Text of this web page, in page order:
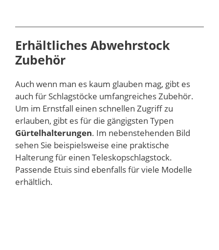
Erhältliches Abwehrstock
Zubehör
Auch wenn man es kaum glauben mag, gibt es
auch für Schlagstöcke umfangreiches Zubehör.
Um im Ernstfall einen schnellen Zugriff zu
erlauben, gibt es für die gängigsten Typen
Gürtelhalterungen. Im nebenstehenden Bild
sehen Sie beispielsweise eine praktische
Halterung für einen Teleskopschlagstock.
Passende Etuis sind ebenfalls für viele Modelle
erhältlich.